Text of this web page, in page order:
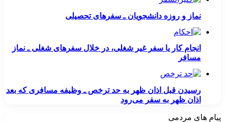
نماز و روزه دانشجویان ـ سفرهای تحصیلی
انجام کار یا سفر غیر شغلی، در خلال سفرهای شغلی ـ نماز
مسافر
رسیدن قبل اذان ظهر به حد ترخص ـ وظیفه مسافری که بعد
اذان ظهر به سفر می‌رود
پیام های مردمی